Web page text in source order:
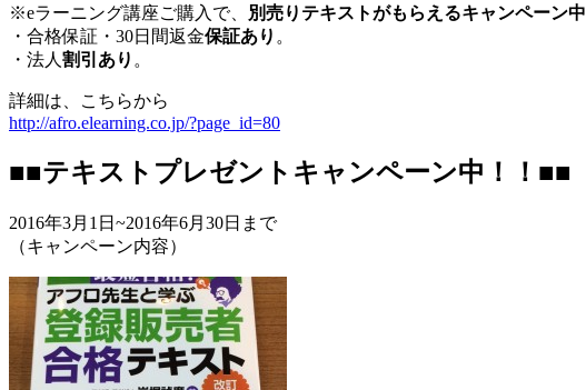
※eラーニング講座ご購入で、
別売りテキストがもらえるキャンペーン中
・合格保証・30日間返金保証あり 。
・法人 割引あり 。
詳細は、こちらから
http://afro.elearning.co.jp/?page_id=80
■■テキストプレゼントキャンペーン中！！■■
2016年3月1日~2016年6月30日まで
（キャンペーン内容）